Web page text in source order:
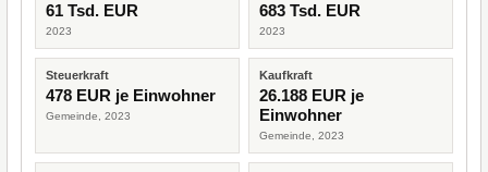
61 Tsd. EUR
2023
683 Tsd. EUR
2023
Steuerkraft
478 EUR je Einwohner
Gemeinde, 2023
Kaufkraft
26.188 EUR je
Einwohner
Gemeinde, 2023